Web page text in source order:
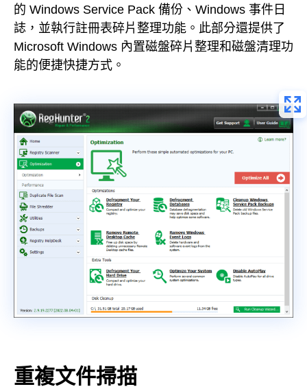
的 Windows Service Pack 備份、Windows 事件日
誌，並執行註冊表碎片整理功能。此部分還提供了
Microsoft Windows 內置磁盤碎片整理和磁盤清理功
能的便捷快捷方式。
重複文件掃描